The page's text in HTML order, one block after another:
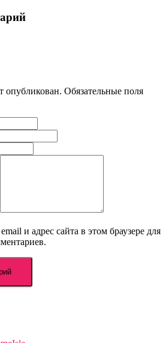
опубликован. Обязательные поля
и адрес сайта в этом браузере для